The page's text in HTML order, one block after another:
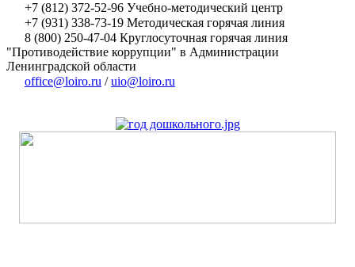
+7 (812) 372-52-96 Учебно-методический центр
+7 (931) 338-73-19 Методическая горячая линия
8 (800) 250-47-04 Круглосуточная горячая линия
"Противодействие коррупции" в Администрации
Ленинградской области
office@loiro.ru /uio@loiro.ru